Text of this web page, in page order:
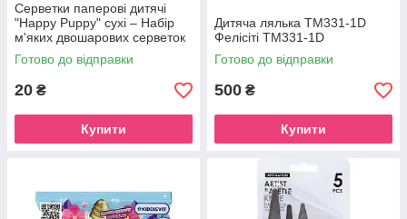
Серветки паперові дитячі
"Happy Puppy" сухі – Набір
м'яких двошарових серветок
у компактній упаковці 2 шт.
Готово до відправки
20 ₴
Купити
Дитяча лялька TM331-1D
Фелісіті ТМ331-1D
Готово до відправки
500 ₴
Купити